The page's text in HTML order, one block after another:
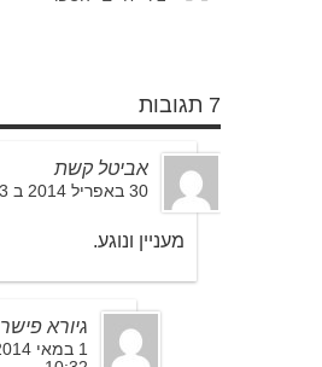
7 תגובות
אביטל קשת
30 באפריל 2014 ב 14:43
מעניין ונוגע.
גיורא פישר